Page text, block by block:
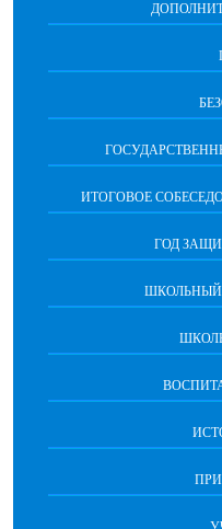
ИТОГОВОЕ
ГОД
ШКОЛЬНЫЙ